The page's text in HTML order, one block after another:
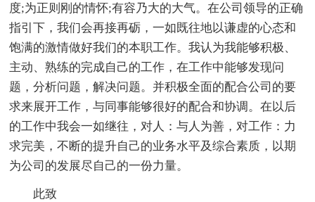
度;为正则刚的情怀;有容乃大的大气。在公司领导的正确
指引下，我们会再接再砺，一如既往地以谦虚的心态和
饱满的激情做好我们的本职工作。我认为我能够积极、
主动、熟练的完成自己的工作，在工作中能够发现问
题，分析问题，解决问题。并积极全面的配合公司的要
求来展开工作，与同事能够很好的配合和协调。在以后
的工作中我会一如继往，对人：与人为善，对工作：力
求完美，不断的提升自己的业务水平及综合素质，以期
为公司的发展尽自己的一份力量。
此致